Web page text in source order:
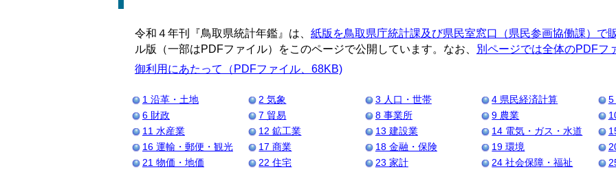
令和４年刊『鳥取県統計年鑑』は、 紙版を鳥取県庁統計課及び県民室窓口（県民参画協働課）で
ル版（一部はPDFファイル）をこのページで公開しています。なお、
別ページでは全体のPDFフ
御利用にあたって（PDFファイル、68KB)
1 沿革・土地 2 気象 3 人口・世帯 4 県民経済計算
5
6 財政
7 貿易 8 事業所 9 農業
11 水産業
12 鉱工業 13 建設業 14 電気・ガス・水道
16 運輸・郵便・観光
17 商業 18 金融・保険 19 環境
21 物価・地価
22 住宅 23 家計 24 社会保障・福祉